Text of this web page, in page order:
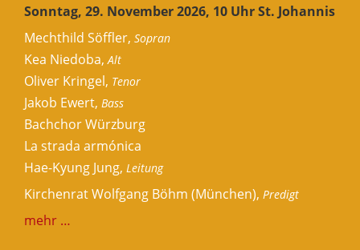
Sonntag, 29. November 2026, 10 Uhr St. Johannis
Mechthild Söffler, Sopran
Kea Niedoba,Alt
Oliver Kringel, Tenor
Jakob Ewert, Bass
Bachchor Würzburg
La strada armónica
Hae-Kyung Jung, Leitung
Kirchenrat Wolfgang Böhm (München), Predigt
mehr …